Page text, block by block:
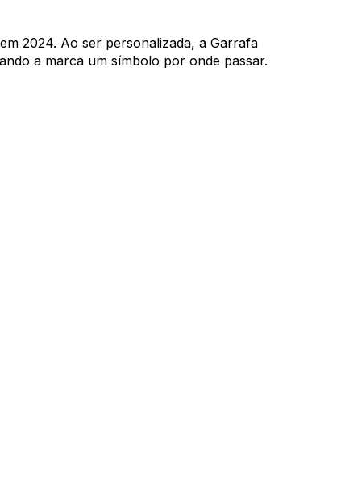
2024. Ao ser personalizada, a Garrafa
a marca um símbolo por onde passar.